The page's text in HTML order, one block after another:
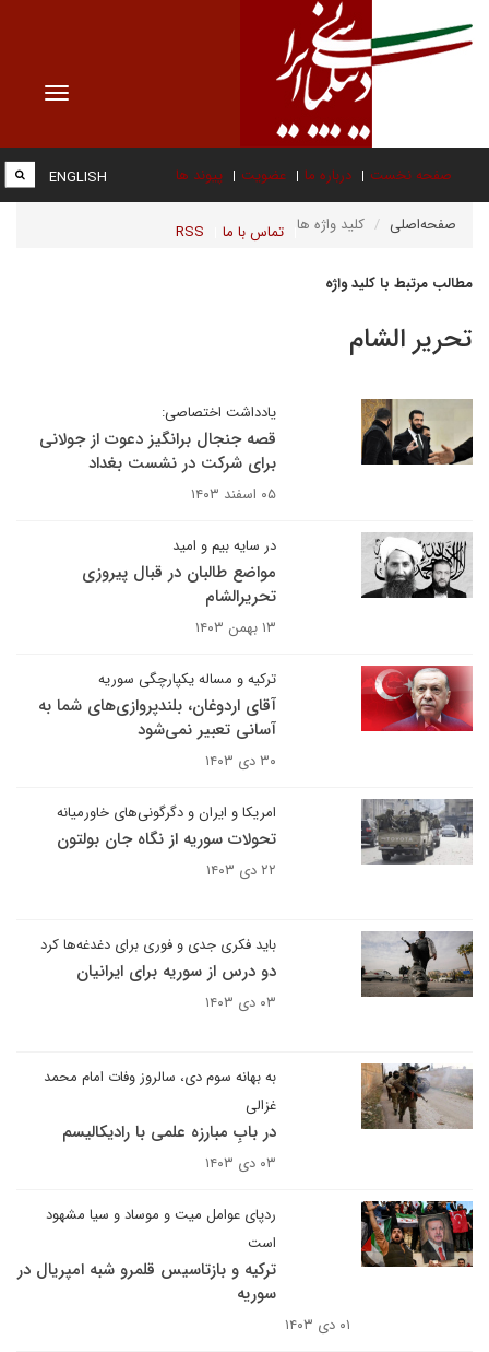
Toggle
صفحه نخست درباره ما عضویت پیوند ها
تماس با ما RSS
ENGLISH
صفحه‌اصلی کلید واژه ها
مطالب مرتبط با کلید واژه
تحریر الشام
یادداشت اختصاصی:
قصه جنجال برانگیز دعوت از جولانی
برای شرکت در نشست بغداد
۰۵ اسفند ۱۴۰۳
در سایه بیم و امید
مواضع طالبان در قبال پیروزی
تحریرالشام
۱۳ بهمن ۱۴۰۳
ترکیه و مساله یکپارچگی سوریه
آقای اردوغان، بلندپروازی‌های شما به‌
آسانی تعبیر نمی‌شود
۳۰ دی ۱۴۰۳
امریکا و ایران و دگرگونی‌های خاورمیانه
تحولات سوریه از نگاه جان بولتون
۲۲ دی ۱۴۰۳
باید فکری جدی و فوری برای دغدغه‌ها کرد
دو درس از سوریه برای ایرانیان
۰۳ دی ۱۴۰۳
به بهانه سوم دی، سالروز وفات امام محمد
غزالی
در بابِ مبارزه‌ علمی با رادیکالیسم
۰۳ دی ۱۴۰۳
ردپای عوامل میت و موساد و سیا مشهود
است
ترکیه و بازتاسیس قلمرو شبه امپریال در
سوریه
۰۱ دی ۱۴۰۳